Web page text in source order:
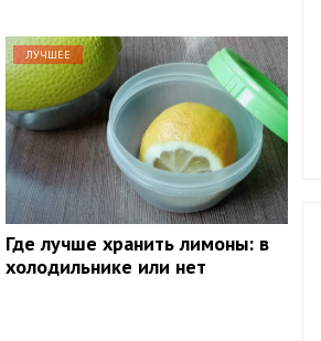
ЛУЧШЕЕ
Где лучше хранить лимоны: в
холодильнике или нет